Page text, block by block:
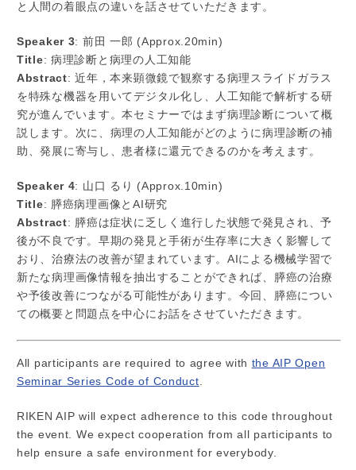
と人間の着眼点の違いを話させていただきます。
Speaker 3: 前田 一郎 (Approx.20min)
Title: 病理診断と病理の人工知能
Abstract: 近年，本来顕微鏡で観察する病理スライドガラス
を特殊な機器を用いてデジタル化し、人工知能で解析する研
究が進んでいます。本セミナーではまず病理診断について概
説します。次に、病理の人工知能がどのように病理診断の補
助、発展に寄与し、患者様に還元できるのかを考えます。
Speaker 4: 山口 るり (Approx.10min)
Title: 膵癌病理画像とAI研究
Abstract: 膵癌は症状に乏しく進行した状態で発見され、予
後が不良です。早期の発見と手術が生存率に大きく影響して
おり、治療法の改善が望まれています。AIによる機械学習で
新たな病理画像情報を抽出することができれば、膵癌の治療
や予後改善につながる可能性があります。今回、膵癌につい
ての概要と問題点を中心にお話をさせていただきます。
All participants are required to agree with the AIP Open
Seminar Series Code of Conduct.
RIKEN AIP will expect adherence to this code throughout
the event. We expect cooperation from all participants to
help ensure a safe environment for everybody.